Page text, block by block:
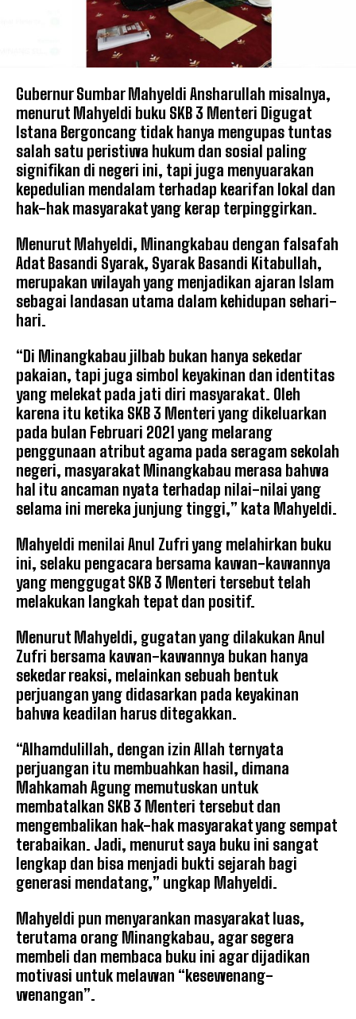
Gubernur Sumbar Mahyeldi Ansharullah misalnya,
menurut Mahyeldi buku SKB 3 Menteri Digugat
Istana Bergoncang tidak hanya mengupas tuntas
salah satu peristiwa hukum dan sosial paling
signifikan di negeri ini, tapi juga menyuarakan
kepedulian mendalam terhadap kearifan lokal dan
hak-hak masyarakat yang kerap terpinggirkan.
Menurut Mahyeldi, Minangkabau dengan falsafah
Adat Basandi Syarak, Syarak Basandi Kitabullah,
merupakan wilayah yang menjadikan ajaran Islam
sebagai landasan utama dalam kehidupan sehari-
hari.
“Di Minangkabau jilbab bukan hanya sekedar
pakaian, tapi juga simbol keyakinan dan identitas
yang melekat pada jati diri masyarakat. Oleh
karena itu ketika SKB 3 Menteri yang dikeluarkan
pada bulan Februari 2021 yang melarang
penggunaan atribut agama pada seragam sekolah
negeri, masyarakat Minangkabau merasa bahwa
hal itu ancaman nyata terhadap nilai-nilai yang
selama ini mereka junjung tinggi,” kata Mahyeldi.
Mahyeldi menilai Anul Zufri yang melahirkan buku
ini, selaku pengacara bersama kawan-kawannya
yang menggugat SKB 3 Menteri tersebut telah
melakukan langkah tepat dan positif.
Menurut Mahyeldi, gugatan yang dilakukan Anul
Zufri bersama kawan-kawannya bukan hanya
sekedar reaksi, melainkan sebuah bentuk
perjuangan yang didasarkan pada keyakinan
bahwa keadilan harus ditegakkan.
“Alhamdulillah, dengan izin Allah ternyata
perjuangan itu membuahkan hasil, dimana
Mahkamah Agung memutuskan untuk
membatalkan SKB 3 Menteri tersebut dan
mengembalikan hak-hak masyarakat yang sempat
terabaikan. Jadi, menurut saya buku ini sangat
lengkap dan bisa menjadi bukti sejarah bagi
generasi mendatang,” ungkap Mahyeldi.
Mahyeldi pun menyarankan masyarakat luas,
terutama orang Minangkabau, agar segera
membeli dan membaca buku ini agar dijadikan
motivasi untuk melawan “kesewenang-
wenangan”.